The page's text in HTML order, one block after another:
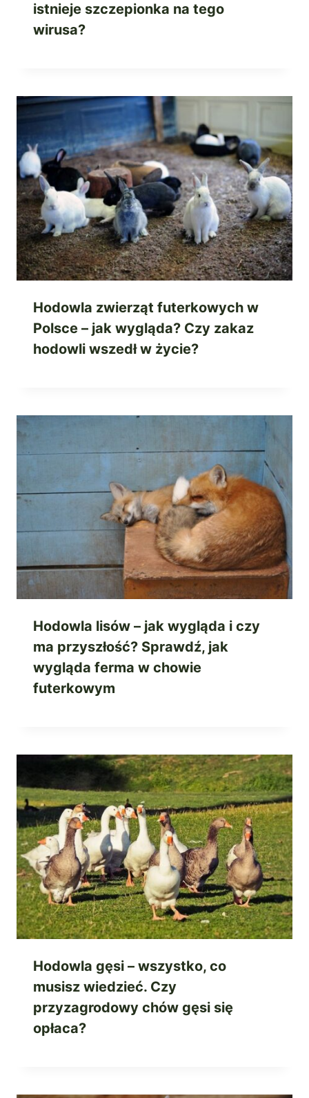
istnieje szczepionka na tego
wirusa?
Hodowla zwierząt futerkowych w
Polsce – jak wygląda? Czy zakaz
hodowli wszedł w życie?
Hodowla lisów – jak wygląda i czy
ma przyszłość? Sprawdź, jak
wygląda ferma w chowie
futerkowym
Hodowla gęsi – wszystko, co
musisz wiedzieć. Czy
przyzagrodowy chów gęsi się
opłaca?